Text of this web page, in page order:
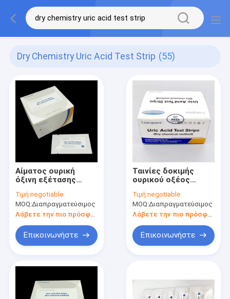
Dry Chemistry Uric Acid Test Strip (55)
Αίματος ουρική
όξινη εξέτασης
μεθόδου λουρίδων
ξηρά χημική
Τιμή:negotiable
MOQ:Διαπραγματεύσιμος
Λάβετε την πιο πρόσφατη τιμή
Επικοινωνήστε
Ταινίες δοκιμής
ουρικού οξέος
ανάλυση ξηρής
χημείας
Τιμή:negotiable
MOQ:Διαπραγματεύσιμος
Επικοινωνήστε